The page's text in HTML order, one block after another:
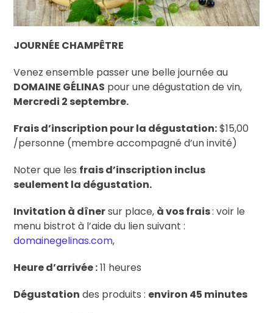
JOURNÉE CHAMPÊTRE
Venez ensemble passer une belle journée au
DOMAINE GÉLINAS pour une dégustation de vin,
Mercredi 2 septembre.
Frais d’inscription pour la dégustation:$15,00
/personne (membre accompagné d’un invité)
Noter que les frais d’inscription inclus
seulement la dégustation.
Invitation à dînersur place, à vos frais: voir le
menu bistrot à l’aide du lien suivant :
domainegelinas.com,
Heure d’arrivée :11 heures
Dégustation des produits : environ 45 minutes